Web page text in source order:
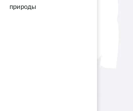
природы